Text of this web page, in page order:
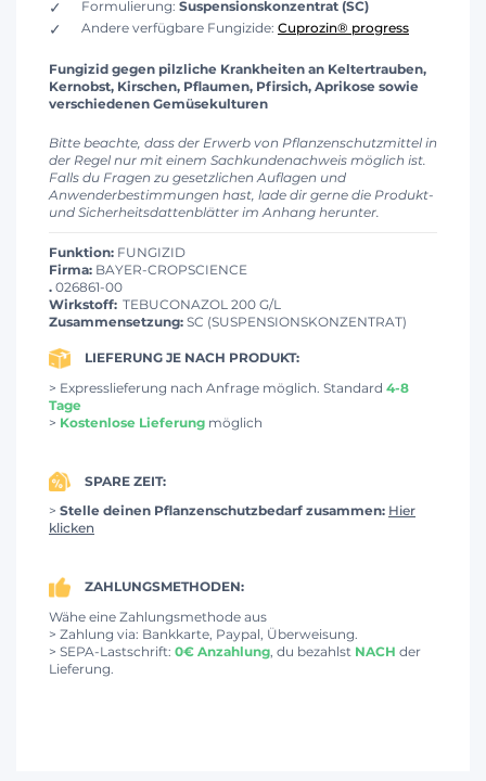
Formulierung: Suspensionskonzentrat (SC)
Andere verfügbare Fungizide: Cuprozin® progress
Fungizid gegen pilzliche Krankheiten an Keltertrauben,
Kernobst, Kirschen, Pflaumen, Pfirsich, Aprikose sowie
verschiedenen Gemüsekulturen
Bitte beachte, dass der Erwerb von Pflanzenschutzmittel in
der Regel nur mit einem Sachkundenachweis möglich ist.
Falls du Fragen zu gesetzlichen Auflagen und
Anwenderbestimmungen hast, lade dir gerne die Produkt-
und Sicherheitsdattenblätter im Anhang herunter.
Funktion: FUNGIZID
Firma: BAYER-CROPSCIENCE
. 026861-00
Wirkstoff: TEBUCONAZOL 200 G/L
Zusammensetzung: SC (SUSPENSIONSKONZENTRAT)
LIEFERUNG JE NACH PRODUKT:
> Expresslieferung nach Anfrage möglich. Standard 4-8
Tage
> Kostenlose Lieferung möglich
SPARE ZEIT:
> Stelle deinen Pflanzenschutzbedarf zusammen: Hier
klicken
ZAHLUNGSMETHODEN:
Wähe eine Zahlungsmethode aus
> Zahlung via: Bankkarte, Paypal, Überweisung.
> SEPA-Lastschrift: 0€ Anzahlung , du bezahlst NACH der
Lieferung.